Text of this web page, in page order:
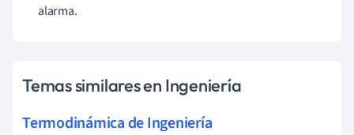
alarma.
Temas similares en Ingeniería
Termodinámica de Ingeniería